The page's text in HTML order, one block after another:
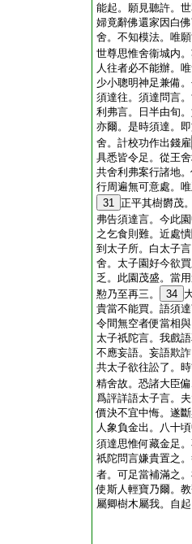
能起。願見聽許。
婦竟辭佛還家因白
舍。不知模法。唯
世尊思惟舍衞城内
人往者必不能辦。
少小聰明神足兼備
須達往。須達問言
利弗言。日半由旬
亦爾。是時須達。
舍。計校功作出錢雇
具悉皆令足。從王
共舍利弗案行諸地
行周遍無可意處。
31 正平其樹欝茂
弗告須達言。今此
之乞食則難。近處
到太子所。白太子
舍。太子園好今欲
乏。此園茂盛。當
懃乃至再三。
34
貴當不能買。語須
令間無空者便當相
太子祇陀言。我戲
不應妄語。妄語欺
共太子欲往訟了。
精舍故。恐諸大臣
爲評詳語太子言。
價決不宜中悔。遂
人象負金出。八十
須達思惟何藏金足
祇陀問言嫌貴置之
者。可足當補滿之
使斯人輕寶乃爾。
屬卿樹木屬我。自